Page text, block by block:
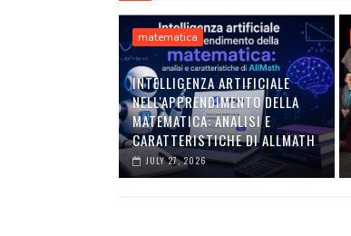
matematica
INTELLIGENZA ARTIFICIALE
NELL'APPRENDIMENTO DELLA
MATEMATICA: ANALISI E
CARATTERISTICHE DI ALLMATH
JULY 27, 2026